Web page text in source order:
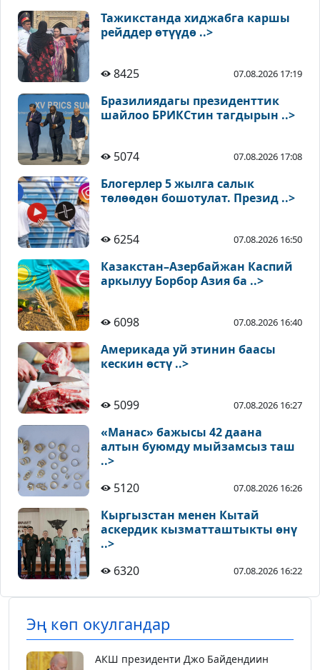
Тажикстанда хиджабга каршы
рейддер өтүүдө ..>
8425 07.08.2026 17:19
Бразилиядагы президенттик
шайлоо БРИКСтин тагдырын ..>
5074 07.08.2026 17:08
Блогерлер 5 жылга салык
төлөөдөн бошотулат. Презид ..>
6254 07.08.2026 16:50
Казакстан–Азербайжан Каспий
аркылуу Борбор Азия ба ..>
6098 07.08.2026 16:40
Америкада уй этинин баасы
кескин өстү ..>
5099 07.08.2026 16:27
«Манас» бажысы 42 даана
алтын буюмду мыйзамсыз таш
..>
5120
07.08.2026 16:26
Кыргызстан менен Кытай
аскердик кызматташтыкты өнү
..>
6320
07.08.2026 16:22
Эң көп окулгандар
АКШ президенти Джо Байдендиин